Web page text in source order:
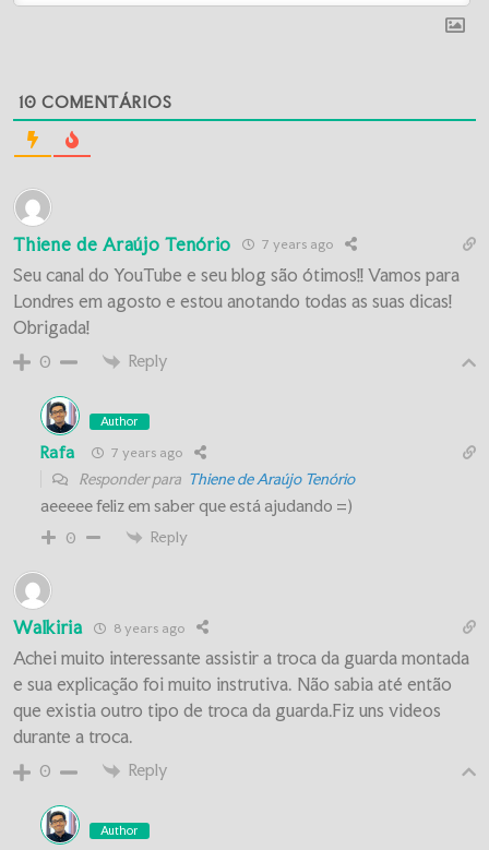
10 COMENTÁRIOS
Thiene de Araújo Tenório 7 years ago
Seu canal do YouTube e seu blog são ótimos!! Vamos para
Londres em agosto e estou anotando todas as suas dicas!
Obrigada!
0 Reply
Author
Rafa 7 years ago
Responder para Thiene de Araújo Tenório
aeeeee feliz em saber que está ajudando =)
0 Reply
Walkiria 8 years ago
Achei muito interessante assistir a troca da guarda montada
e sua explicação foi muito instrutiva. Não sabia até então
que existia outro tipo de troca da guarda.Fiz uns videos
durante a troca.
0 Reply
Author